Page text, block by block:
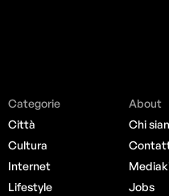
Categorie
Città
Cultura
Internet
Lifestyle
About
Chi
Jobs